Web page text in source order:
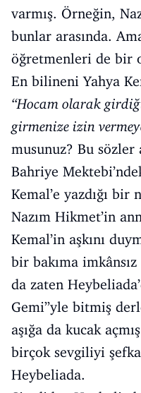
varmış. Örneğin,
bunlar arasında.
öğretmenleri de bir
En bilineni Yahya
“Hocam olarak
girmenize izin
musunuz? Bu sözler
Bahriye
Kemal’e yazdığı bir
Nazım Hikmet’in
Kemal’in aşkını
bir bakıma
da zaten
Gemi”yle bitmiş
aşığa da kucak
birçok sevgiliyi
Heybeliada.